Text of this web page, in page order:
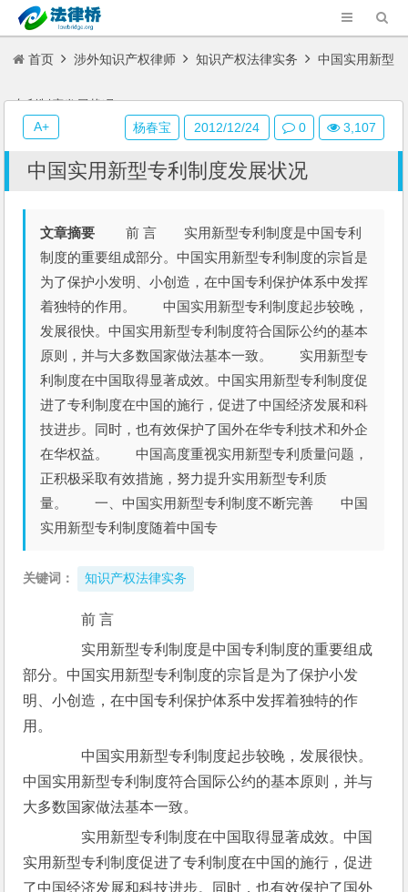
首页 涉外知识产权律师 知识产权法律实务 中国实用新型
专利制度发展状况
中国实用新型专利制度发展状况
文章摘要 前 言 实用新型专利制度是中国专利
制度的重要组成部分。中国实用新型专利制度的宗旨是
为了保护小发明、小创造，在中国专利保护体系中发挥
着独特的作用。 中国实用新型专利制度起步较晚，
发展很快。中国实用新型专利制度符合国际公约的基本
原则，并与大多数国家做法基本一致。 实用新型专
利制度在中国取得显著成效。中国实用新型专利制度促
进了专利制度在中国的施行，促进了中国经济发展和科
技进步。同时，也有效保护了国外在华专利技术和外企
在华权益。 中国高度重视实用新型专利质量问题，
正积极采取有效措施，努力提升实用新型专利质
量。 一、中国实用新型专利制度不断完善 中国
实用新型专利制度随着中国专
关键词： 知识产权法律实务
前 言
实用新型专利制度是中国专利制度的重要组成
部分。中国实用新型专利制度的宗旨是为了保护小发
明、小创造，在中国专利保护体系中发挥着独特的作
用。
中国实用新型专利制度起步较晚，发展很快。
中国实用新型专利制度符合国际公约的基本原则，并与
大多数国家做法基本一致。
实用新型专利制度在中国取得显著成效。中国
实用新型专利制度促进了专利制度在中国的施行，促进
了中国经济发展和科技进步。同时，也有效保护了国外
杨春宝 2012/12/24 0 3,107
A+